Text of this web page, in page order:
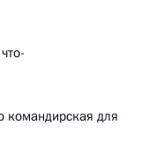
командирская для